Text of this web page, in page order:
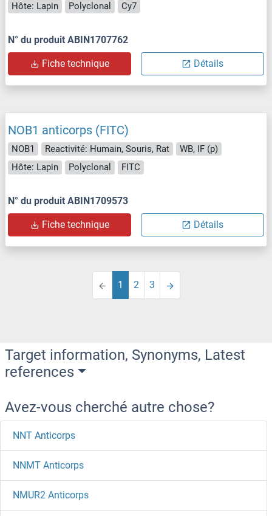
Hôte: Lapin
Polyclonal Cy7
N° du produit ABIN1707762
Fiche technique Détails
NOB1 anticorps (FITC)
NOB1 Reactivité: Humain, Souris, Rat
WB, IF (p)
Hôte: Lapin
Polyclonal FITC
N° du produit ABIN1709573
Fiche technique Détails
1 2 3
Target information, Synonyms, Latest
references
Avez-vous cherché autre chose?
NNT Anticorps
NNMT Anticorps
NMUR2 Anticorps